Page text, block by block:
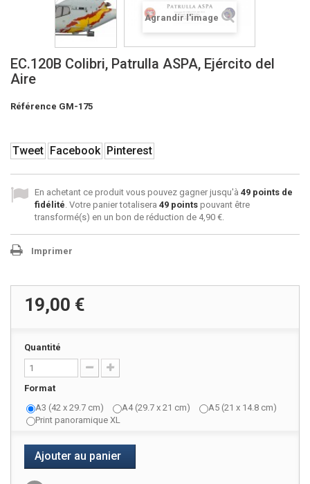
Agrandir l'image
EC.120B Colibri, Patrulla ASPA, Ejército del
Aire
Référence GM-175
Tweet Facebook Pinterest
En achetant ce produit vous pouvez gagner jusqu'à 49 points de
fidélité. Votre panier totalisera 49 points pouvant être
transformé(s) en un bon de réduction de 4,90 €.
Imprimer
19,00 €
Quantité
Format
A3 (42 x 29.7 cm)
A4 (29.7 x 21 cm)
A5 (21 x 14.8 cm)
Print panoramique XL
Ajouter au panier